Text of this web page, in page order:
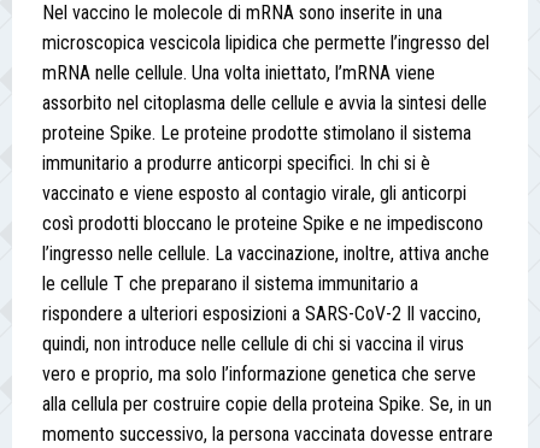
Nel vaccino le molecole di mRNA sono inserite in una
microscopica vescicola lipidica che permette l’ingresso del
mRNA nelle cellule. Una volta iniettato, l’mRNA viene
assorbito nel citoplasma delle cellule e avvia la sintesi delle
proteine Spike. Le proteine prodotte stimolano il sistema
immunitario a produrre anticorpi specifici. In chi si è
vaccinato e viene esposto al contagio virale, gli anticorpi
così prodotti bloccano le proteine Spike e ne impediscono
l’ingresso nelle cellule. La vaccinazione, inoltre, attiva anche
le cellule T che preparano il sistema immunitario a
rispondere a ulteriori esposizioni a SARS-CoV-2 Il vaccino,
quindi, non introduce nelle cellule di chi si vaccina il virus
vero e proprio, ma solo l’informazione genetica che serve
alla cellula per costruire copie della proteina Spike. Se, in un
momento successivo, la persona vaccinata dovesse entrare